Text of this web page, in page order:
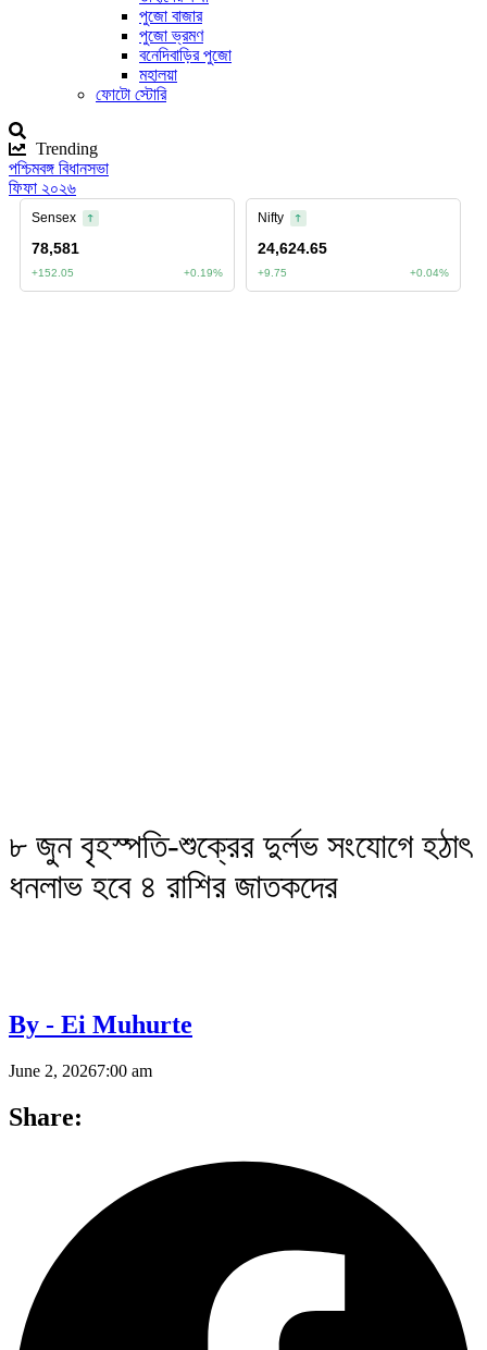
পুজো বাজার
পুজো ভ্রমণ
বনেদিবাড়ির পুজো
মহালয়া
ফোটো স্টোরি
Trending
পশ্চিমবঙ্গ বিধানসভা
ফিফা ২০২৬
৮ জুন বৃহস্পতি-শুক্রের দুর্লভ সংযোগে হঠাৎ
ধনলাভ হবে ৪ রাশির জাতকদের
By - Ei Muhurte
June 2, 20267:00 am
Share: